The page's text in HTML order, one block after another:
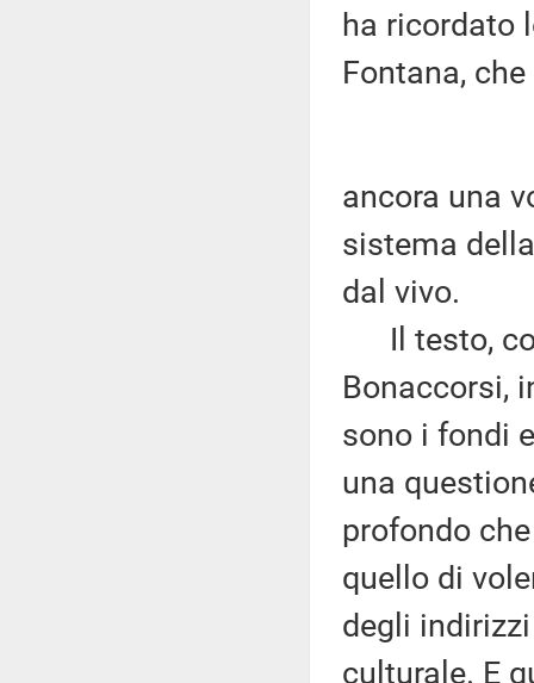
ha ricordato
Fontana,
ancora una
sistema
dal vivo.
Il testo,
Bonaccorsi,
sono i fondi
una
profondo
quello di
degli
culturale. E